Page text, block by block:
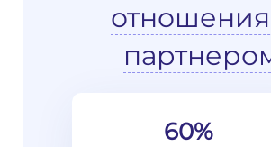
60%